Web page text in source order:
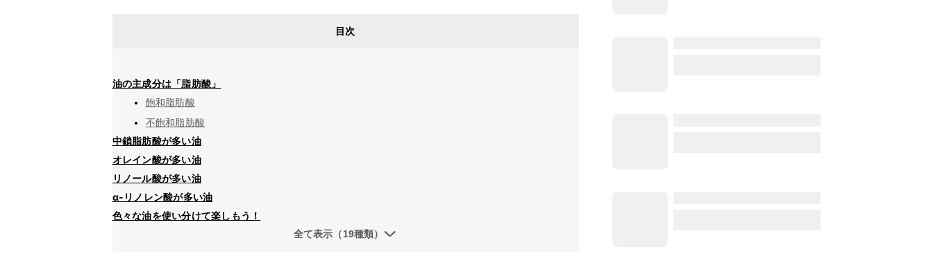
目次
油の主成分は「脂肪酸」
飽和脂肪酸
不飽和脂肪酸
中鎖脂肪酸が多い油
オレイン酸が多い油
リノール酸が多い油
α-リノレン酸が多い油
色々な油を使い分けて楽しもう！
全て表示（19種類）